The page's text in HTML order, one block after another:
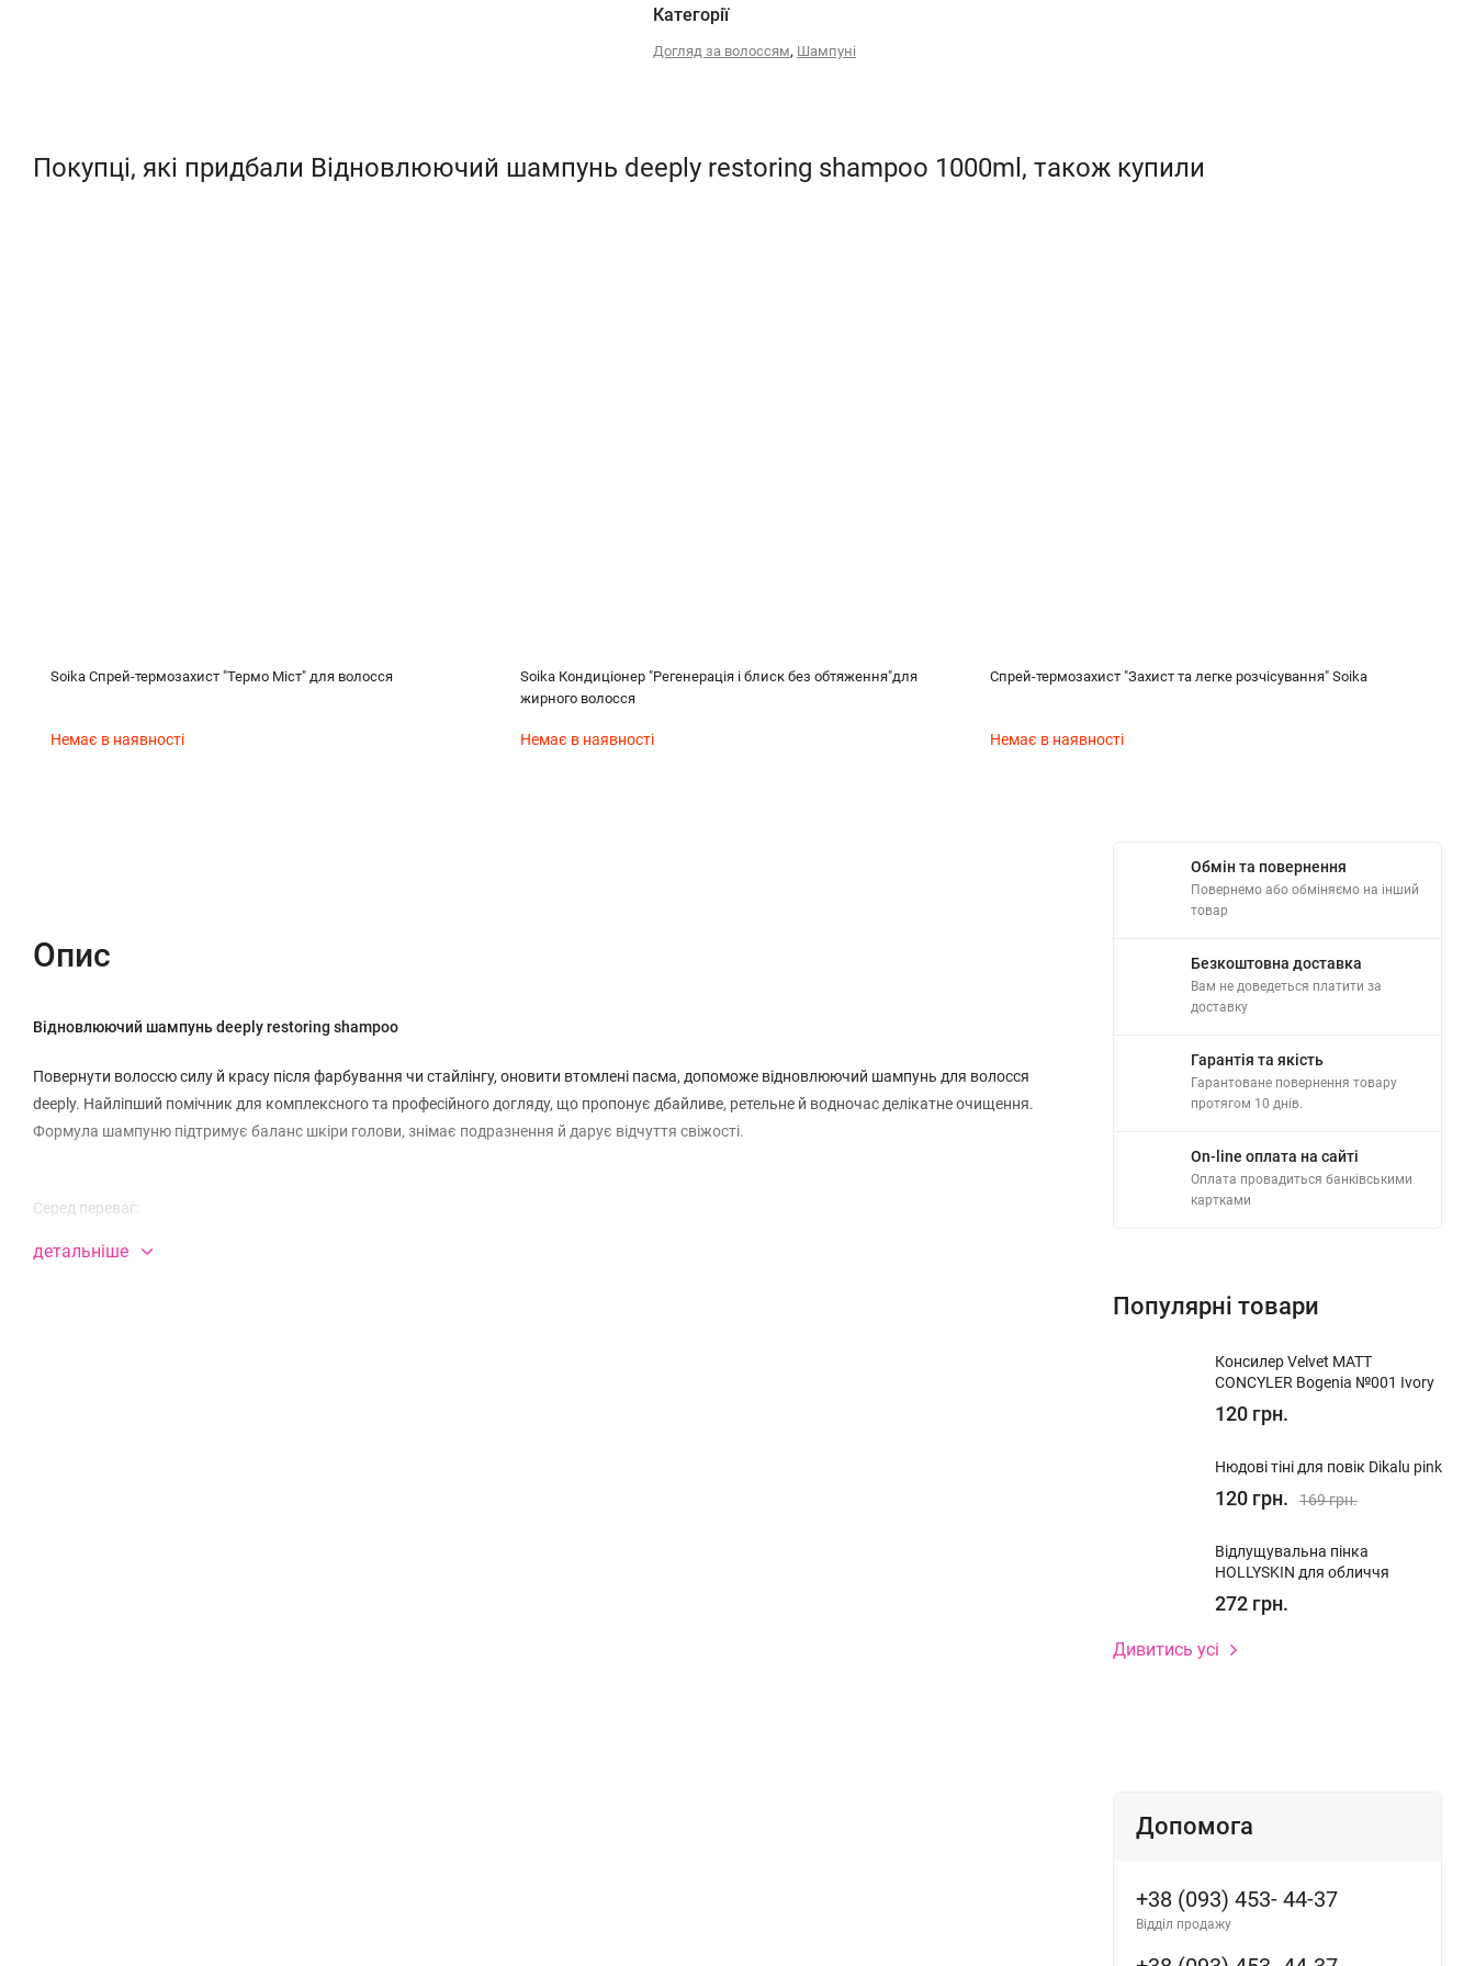
Категорії
Догляд за волоссям, Шампуні
Покупці, які придбали Відновлюючий шампунь deeply restoring shampoo 1000ml, також купили
Soika Спрей-термозахист "Термо Міст" для волосся
Немає в наявності
Soika Кондиціонер "Регенерація і блиск без обтяження"для
жирного волосся
Немає в наявності
Спрей-термозахист "Захист та легке розчісування" Soika
Немає в наявності
Опис
Відновлюючий шампунь deeply restoring shampoo
Повернути волоссю силу й красу після фарбування чи стайлінгу, оновити втомлені пасма, допоможе відновлюючий шампунь для волосся
deeply. Найліпший помічник для комплексного та професійного догляду, що пропонує дбайливе, ретельне й водночас делікатне очищення.
Формула шампуню підтримує баланс шкіри голови, знімає подразнення й дарує відчуття свіжості.
Серед переваг:
допомагає боротися з лупою, — доглядовий мастхев для жирної, сильної до подразнень дерми;
детальніше
Обмін та повернення
Повернемо або обміняємо на інший
товар
Безкоштовна доставка
Вам не доведеться платити за
доставку
Гарантія та якість
Гарантоване повернення товару
протягом 10 днів.
On-line оплата на сайті
Оплата провадиться банківськими
картками
Популярні товари
Консилер Velvet MATT
CONCYLER Bogenia №001 Ivory
120 грн.
Нюдові тіні для повік Dikalu pink
120 грн. 169 грн.
Відлущувальна пінка
HOLLYSKIN для обличчя
272 грн.
Дивитись усі
Допомога
+38 (093) 453- 44-37
Відділ продажу